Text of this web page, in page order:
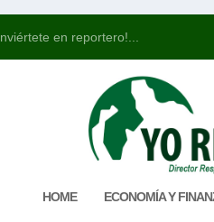
en reportero!...
HOME ECONOMÍA Y